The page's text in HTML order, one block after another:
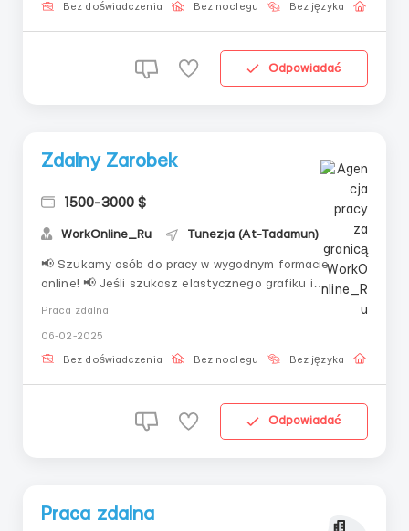
wygodnie ✔ Proste i zrozumiałe zadania ✔ Szk...
Bez doświadczenia Bez noclegu Bez języka
Odpowiadać
Zdalny Zarobek
1500-3000 $
WorkOnline_Ru Tunezja (At-Tadamun)
📢 Szukamy osób do pracy w wygodnym formacie
online! 📢 Jeśli szukasz elastycznego grafiku i
dziennie✅ Bezpłatne szkolenie, nawet bez
doświadczenia✅ Oficjalne wypłaty, bez ukrytych
Praca zdalna
06-02-2025
Bez doświadczenia Bez noclegu Bez języka
Odpowiadać
Praca zdalna